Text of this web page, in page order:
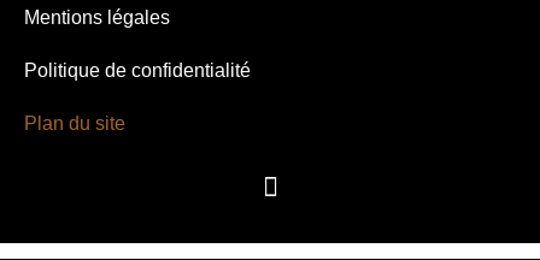
Mentions légales
Politique de confidentialité
Plan du site